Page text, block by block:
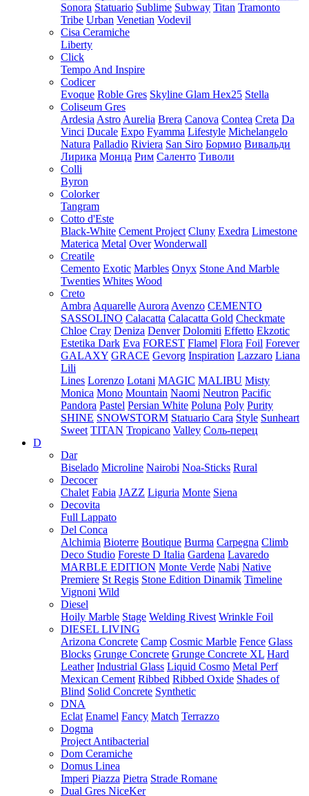
Sonora Statuario Sublime Subway Titan Tramonto
Tribe Urban Venetian Vodevil
Cisa Ceramiche
Liberty
Click
Tempo And Inspire
Codicer
Evoque Roble Gres Skyline Glam Hex25 Stella
Coliseum Gres
Ardesia Astro Aurelia Brera Canova Contea Creta Da
Vinci Ducale Expo Fyamma Lifestyle Michelangelo
Natura Palladio Riviera San Siro Бормио Вивальди
Лирика Монца Рим Саленто Тиволи
Colli
Byron
Colorker
Tangram
Cotto d'Este
Black-White Cement Project Cluny Exedra Limestone
Materica Metal Over Wonderwall
Creatile
Cemento Exotic Marbles Onyx Stone And Marble
Twenties Whites Wood
Creto
Ambra Aquarelle Aurora Avenzo CEMENTO
SASSOLINO Calacatta Calacatta Gold Checkmate
Chloe Cray Deniza Denver Dolomiti Effetto Ekzotic
Estetika Dark Eva FOREST Flamel Flora Foil Forever
GALAXY GRACE Gevorg Inspiration Lazzaro Liana
Lili
Lines Lorenzo Lotani MAGIC MALIBU Misty
Monica Mono Mountain Naomi Neutron Pacific
Pandora Pastel Persian White Poluna Poly Purity
SHINE SNOWSTORM Statuario Cara Style Sunheart
Sweet TITAN Tropicano Valley Соль-перец
D
Dar
Biselado Microline Nairobi Noa-Sticks Rural
Decocer
Chalet Fabia JAZZ Liguria Monte Siena
Decovita
Full Lappato
Del Conca
Alchimia Bioterre Boutique Burma Carpegna Climb
Deco Studio Foreste D Italia Gardena Lavaredo
MARBLE EDITION Monte Verde Nabi Native
Premiere St Regis Stone Edition Dinamik Timeline
Vignoni Wild
Diesel
Hoily Marble Stage Welding Rivest Wrinkle Foil
DIESEL LIVING
Arizona Concrete Camp Cosmic Marble Fence Glass
Blocks Grunge Concrete Grunge Concrete XL Hard
Leather Industrial Glass Liquid Cosmo Metal Perf
Mexican Cement Ribbed Ribbed Oxide Shades of
Blind Solid Concrete Synthetic
DNA
Eclat Enamel Fancy Match Terrazzo
Dogma
Project Antibacterial
Dom Ceramiche
Domus Linea
Imperi Piazza Pietra Strade Romane
Dual Gres NiceKer